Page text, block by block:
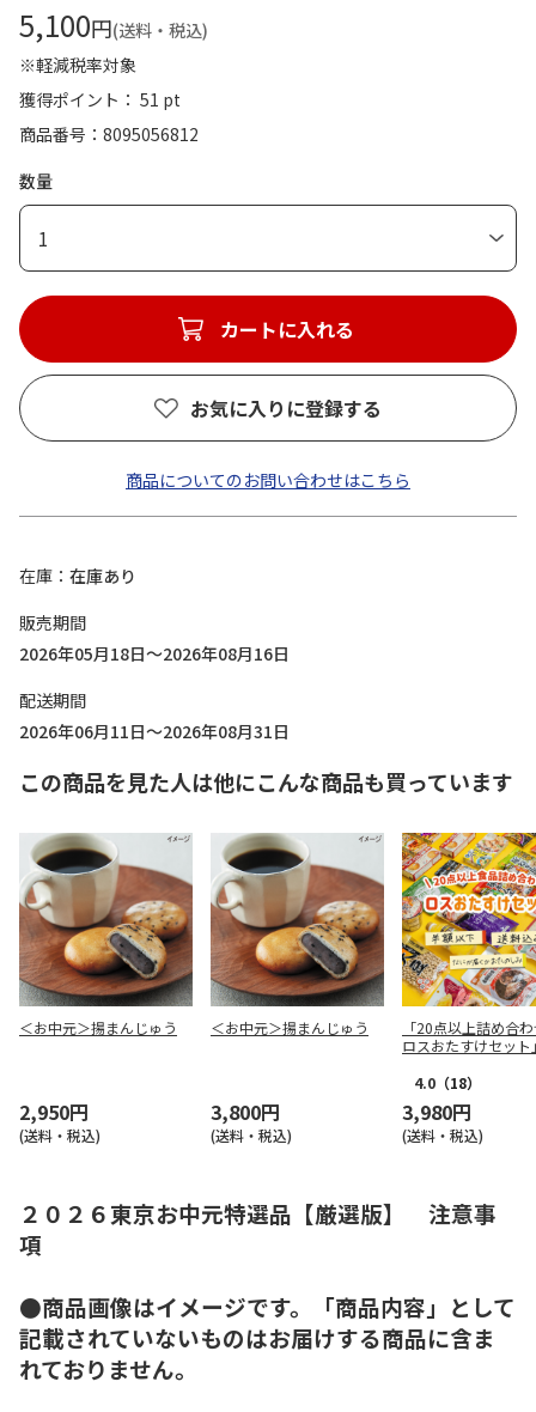
5,100円(送料・税込)
※軽減税率対象
獲得ポイント： 51 pt
商品番号
8095056812
数量
1
カートに入れる
お気に入りに登録する
商品についてのお問い合わせはこちら
在庫
在庫あり
販売期間
2026年05月18日～2026年08月16日
配送期間
2026年06月11日～2026年08月31日
この商品を見た人は他にこんな商品も買っています
＜お中元＞揚まんじゅう
2,950円
(送料・税込)
＜お中元＞揚まんじゅう
3,800円
(送料・税込)
「20点以上詰め合
ロスおたすけセット
4.0 （18）
3,980円
(送料・税込)
２０２６東京お中元特選品【厳選版】 注意事
項
●商品画像はイメージです。「商品内容」として
記載されていないものはお届けする商品に含ま
れておりません。